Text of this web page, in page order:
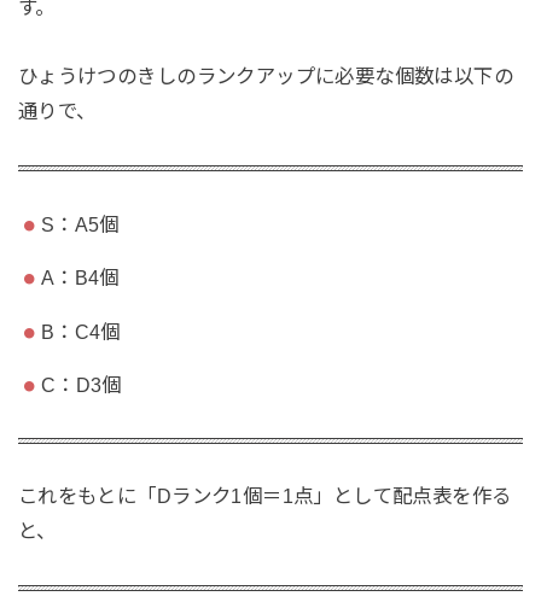
す。
ひょうけつのきしのランクアップに必要な個数は以下の
通りで、
S：A5個
A：B4個
B：C4個
C：D3個
これをもとに「Dランク1個＝1点」として配点表を作る
と、